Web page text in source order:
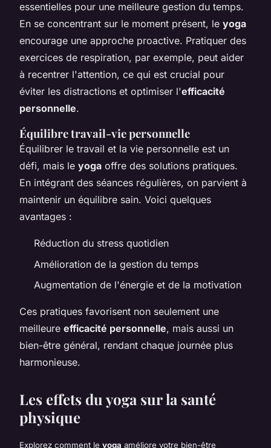
essentielles pour une meilleure gestion du temps.
En se concentrant sur le moment présent, le yoga
encourage une approche proactive. Pratiquer des
exercices de respiration, par exemple, peut aider
à recentrer l'attention, ce qui est crucial pour
éviter les distractions et optimiser l'efficacité
personnelle.
Équilibre travail-vie personnelle
Équilibrer le travail et la vie personnelle est un
défi, mais le yoga offre des solutions pratiques.
En intégrant des séances régulières, on parvient à
maintenir un équilibre sain. Voici quelques
avantages :
Réduction du stress quotidien
Amélioration de la gestion du temps
Augmentation de l'énergie et de la motivation
Ces pratiques favorisent non seulement une
meilleure efficacité personnelle, mais aussi un
bien-être général, rendant chaque journée plus
harmonieuse.
Les effets du yoga sur la santé
physique
Explorez comment le yoga améliore votre bien-être